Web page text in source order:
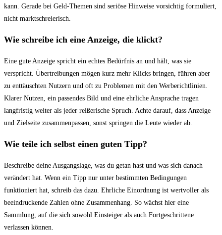
kann. Gerade bei Geld-Themen sind seriöse Hinweise vorsichtig formuliert,
nicht marktschreierisch.
Wie schreibe ich eine Anzeige, die klickt?
Eine gute Anzeige spricht ein echtes Bedürfnis an und hält, was sie
verspricht. Übertreibungen mögen kurz mehr Klicks bringen, führen aber
zu enttäuschten Nutzern und oft zu Problemen mit den Werberichtlinien.
Klarer Nutzen, ein passendes Bild und eine ehrliche Ansprache tragen
langfristig weiter als jeder reißerische Spruch. Achte darauf, dass Anzeige
und Zielseite zusammenpassen, sonst springen die Leute wieder ab.
Wie teile ich selbst einen guten Tipp?
Beschreibe deine Ausgangslage, was du getan hast und was sich danach
verändert hat. Wenn ein Tipp nur unter bestimmten Bedingungen
funktioniert hat, schreib das dazu. Ehrliche Einordnung ist wertvoller als
beeindruckende Zahlen ohne Zusammenhang. So wächst hier eine
Sammlung, auf die sich sowohl Einsteiger als auch Fortgeschrittene
verlassen können.